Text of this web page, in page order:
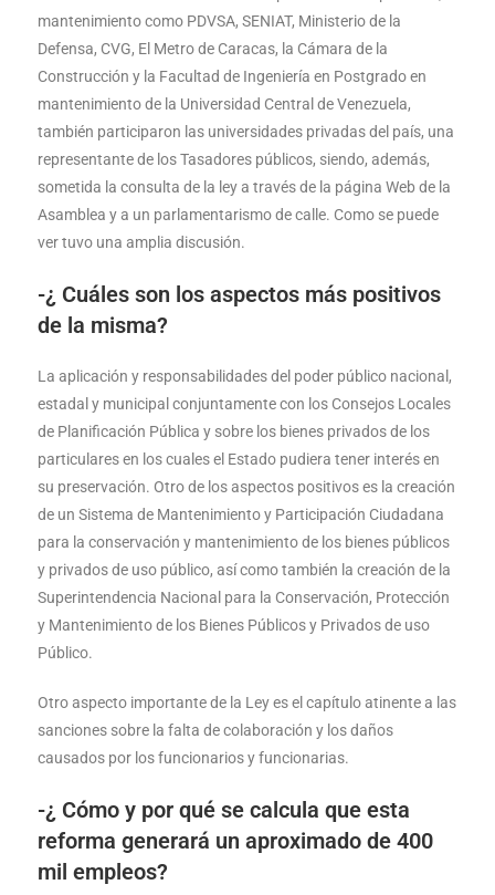
mantenimiento como PDVSA, SENIAT, Ministerio de la
Defensa, CVG, El Metro de Caracas, la Cámara de la
Construcción y la Facultad de Ingeniería en Postgrado en
mantenimiento de la Universidad Central de Venezuela,
también participaron las universidades privadas del país, una
representante de los Tasadores públicos, siendo, además,
sometida la consulta de la ley a través de la página Web de la
Asamblea y a un parlamentarismo de calle. Como se puede
ver tuvo una amplia discusión.
-¿ Cuáles son los aspectos más positivos
de la misma?
La aplicación y responsabilidades del poder público nacional,
estadal y municipal conjuntamente con los Consejos Locales
de Planificación Pública y sobre los bienes privados de los
particulares en los cuales el Estado pudiera tener interés en
su preservación. Otro de los aspectos positivos es la creación
de un Sistema de Mantenimiento y Participación Ciudadana
para la conservación y mantenimiento de los bienes públicos
y privados de uso público, así como también la creación de la
Superintendencia Nacional para la Conservación, Protección
y Mantenimiento de los Bienes Públicos y Privados de uso
Público.
Otro aspecto importante de la Ley es el capítulo atinente a las
sanciones sobre la falta de colaboración y los daños
causados por los funcionarios y funcionarias.
-¿ Cómo y por qué se calcula que esta
reforma generará un aproximado de 400
mil empleos?